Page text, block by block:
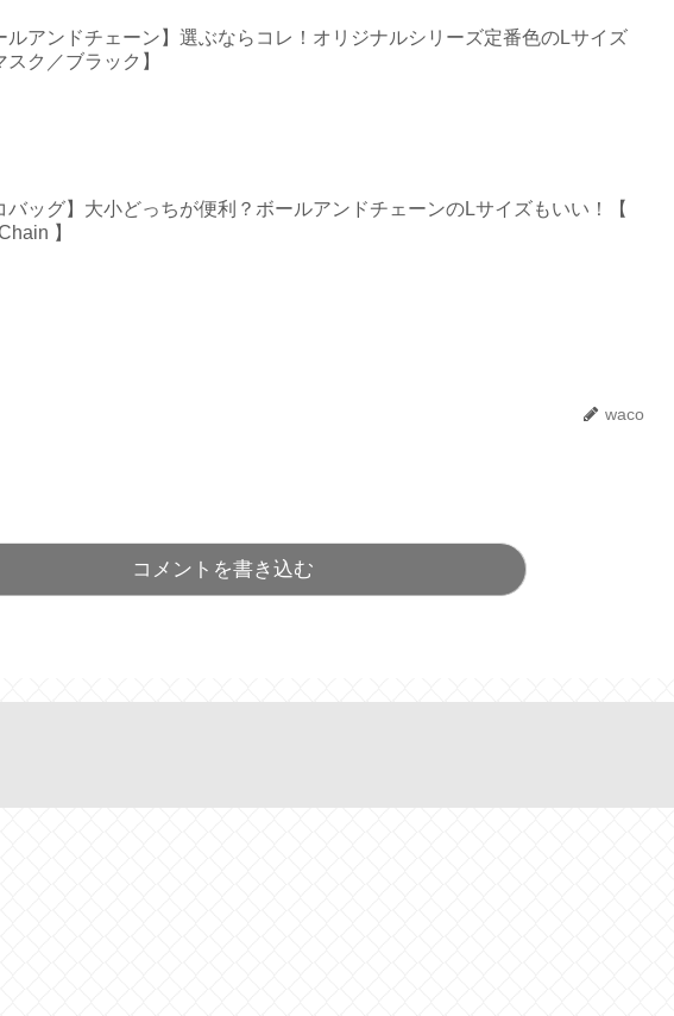
ルアンドチェーン】選ぶならコレ！オリジナルシリーズ定番色のLサイズ
スク／ブラック】
バッグ】大小どっちが便利？ボールアンドチェーンのLサイズもいい！【
】
waco
コメントを書き込む